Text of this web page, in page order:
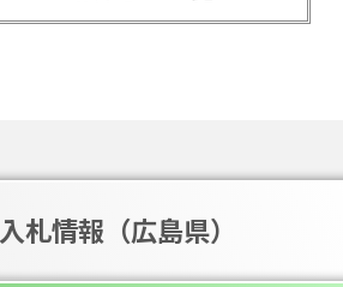
入札情報（広島県）